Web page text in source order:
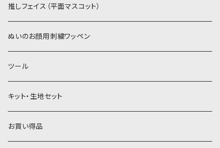
パウダーボア（4mm）
ウィッグボア（8cm）
黄色・クリーム系
ベージュ・ブラウン系
黄色・クリーム系
ベージュ・ブラウン系
リボン
推しフェイス（平面マスコット）
ぬいのお顔用刺繍ワッペン
ツール
キット・生地セット
お買い得品